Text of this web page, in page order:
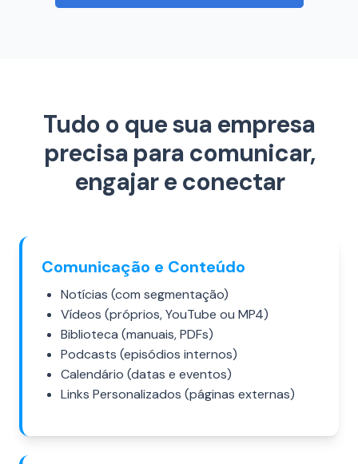
Tudo o que sua empresa
precisa para comunicar,
engajar e conectar
Comunicação e Conteúdo
Notícias (com segmentação)
Vídeos (próprios, YouTube ou MP4)
Biblioteca (manuais, PDFs)
Podcasts (episódios internos)
Calendário (datas e eventos)
Links Personalizados (páginas externas)